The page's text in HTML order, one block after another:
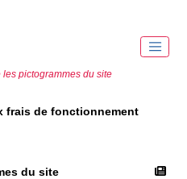
pictogrammes du site
frais de fonctionnement
du site